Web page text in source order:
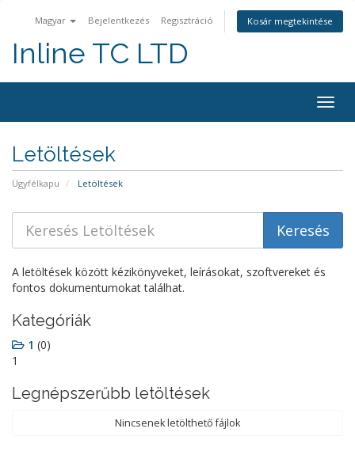
Magyar Bejelentkezés Regisztráció Kosár megtekintése
Inline TC LTD
Letöltések
Ügyfélkapu Letöltések
A letöltések között kézikönyveket, leírásokat, szoftvereket és
fontos dokumentumokat találhat.
Kategóriák
1 (0)
1
Legnépszerűbb letöltések
Nincsenek letölthető fájlok